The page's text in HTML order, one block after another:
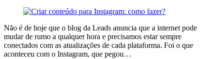
Não é de hoje que o blog da Leads anuncia que a internet pode
mudar de rumo a qualquer hora e precisamos estar sempre
conectados com as atualizações de cada plataforma. Foi o que
aconteceu com o Instagram, que pegou…